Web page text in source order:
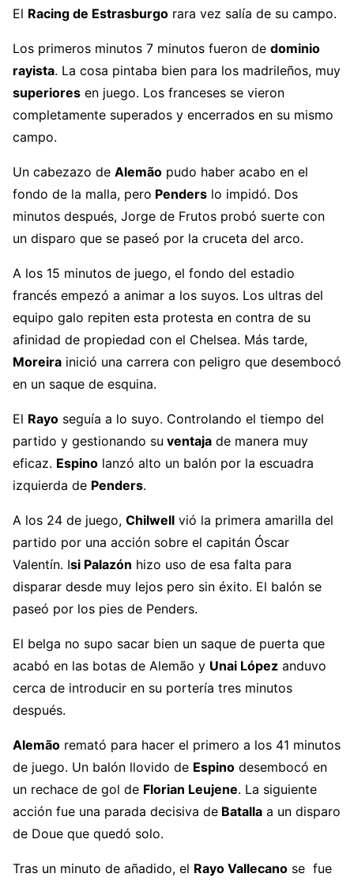
El Racing de Estrasburgo rara vez salía de su campo.
Los primeros minutos 7 minutos fueron de dominio
rayista. La cosa pintaba bien para los madrileños, muy
superiores en juego. Los franceses se vieron
completamente superados y encerrados en su mismo
campo.
Un cabezazo de Alemão pudo haber acabo en el
fondo de la malla, pero Penders lo impidó. Dos
minutos después, Jorge de Frutos probó suerte con
un disparo que se paseó por la cruceta del arco.
A los 15 minutos de juego, el fondo del estadio
francés empezó a animar a los suyos. Los ultras del
equipo galo repiten esta protesta en contra de su
afinidad de propiedad con el Chelsea. Más tarde,
Moreira inició una carrera con peligro que desembocó
en un saque de esquina.
El Rayo seguía a lo suyo. Controlando el tiempo del
partido y gestionando su ventaja de manera muy
eficaz. Espino lanzó alto un balón por la escuadra
izquierda de Penders.
A los 24 de juego, Chilwell vió la primera amarilla del
partido por una acción sobre el capitán Óscar
Valentín. Isi Palazón hizo uso de esa falta para
disparar desde muy lejos pero sin éxito. El balón se
paseó por los pies de Penders.
El belga no supo sacar bien un saque de puerta que
acabó en las botas de Alemão y Unai López anduvo
cerca de introducir en su portería tres minutos
después.
Alemão remató para hacer el primero a los 41 minutos
de juego. Un balón llovido de Espino desembocó en
un rechace de gol de Florian Leujene. La siguiente
acción fue una parada decisiva de Batalla a un disparo
de Doue que quedó solo.
Tras un minuto de añadido, el Rayo Vallecano se fue